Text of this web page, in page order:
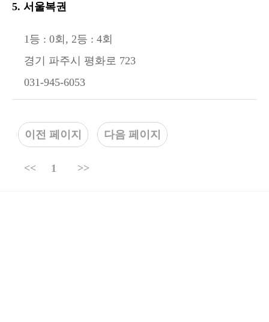
5. 서울복권
1등 : 0회, 2등 : 4회
경기 파주시 평화로 723
031-945-6053
이전 페이지 다음 페이지
<< 1 >>